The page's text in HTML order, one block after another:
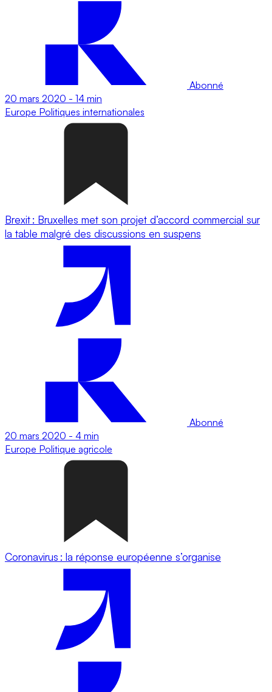
Abonné
20 mars 2020 - 14 min
Europe Politiques internationales
Brexit : Bruxelles met son projet d’accord commercial sur
la table malgré des discussions en suspens
Abonné
20 mars 2020 - 4 min
Europe Politique agricole
Coronavirus : la réponse européenne s’organise